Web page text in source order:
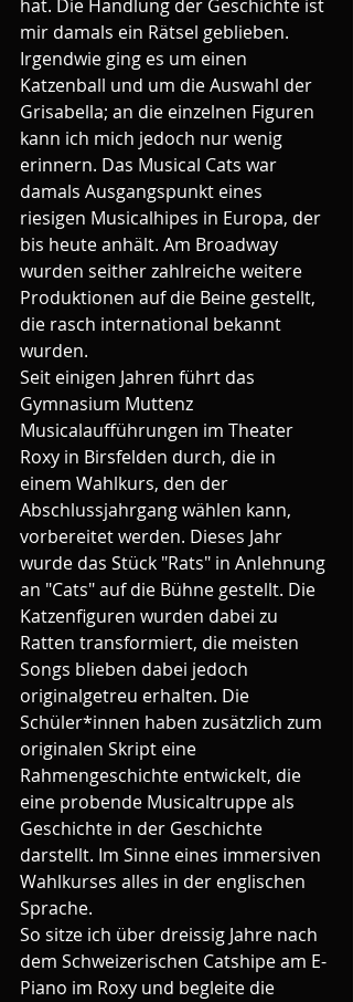
hat. Die Handlung der Geschichte ist
mir damals ein Rätsel geblieben.
Irgendwie ging es um einen
Katzenball und um die Auswahl der
Grisabella; an die einzelnen Figuren
kann ich mich jedoch nur wenig
erinnern. Das Musical Cats war
damals Ausgangspunkt eines
riesigen Musicalhipes in Europa, der
bis heute anhält. Am Broadway
wurden seither zahlreiche weitere
Produktionen auf die Beine gestellt,
die rasch international bekannt
wurden.
Seit einigen Jahren führt das
Gymnasium Muttenz
Musicalaufführungen im Theater
Roxy in Birsfelden durch, die in
einem Wahlkurs, den der
Abschlussjahrgang wählen kann,
vorbereitet werden. Dieses Jahr
wurde das Stück "Rats" in Anlehnung
an "Cats" auf die Bühne gestellt. Die
Katzenfiguren wurden dabei zu
Ratten transformiert, die meisten
Songs blieben dabei jedoch
originalgetreu erhalten. Die
Schüler*innen haben zusätzlich zum
originalen Skript eine
Rahmengeschichte entwickelt, die
eine probende Musicaltruppe als
Geschichte in der Geschichte
darstellt. Im Sinne eines immersiven
Wahlkurses alles in der englischen
Sprache.
So sitze ich über dreissig Jahre nach
dem Schweizerischen Catshipe am E-
Piano im Roxy und begleite die